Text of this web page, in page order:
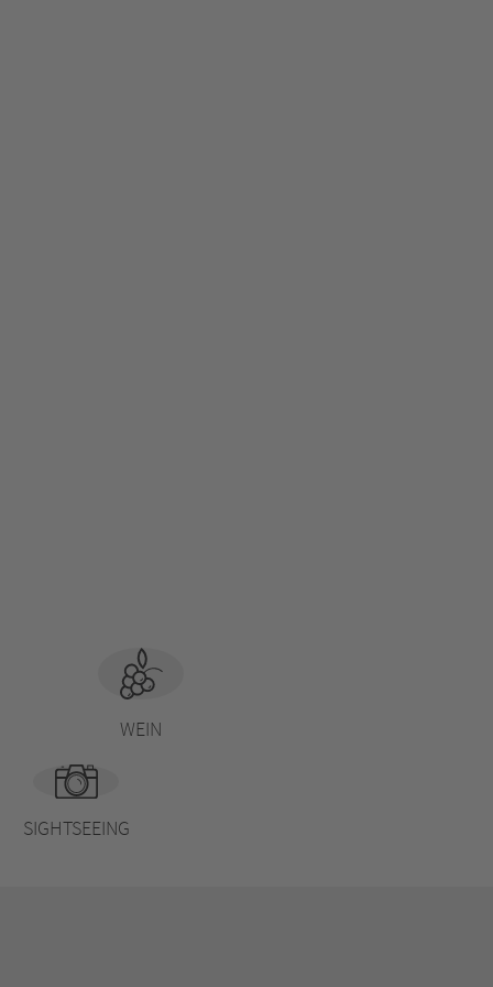
WEIN
SIGHTSEEING